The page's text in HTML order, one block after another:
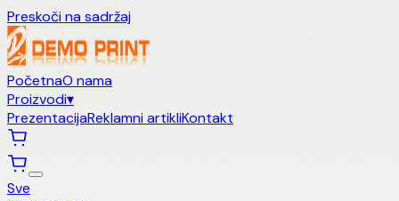
Preskoči na sadržaj
PočetnaO nama
Proizvodi▾
PrezentacijaReklamni artikliKontakt
Sve